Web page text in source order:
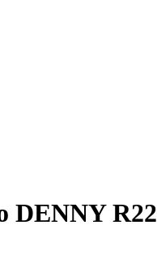
DENNY R22